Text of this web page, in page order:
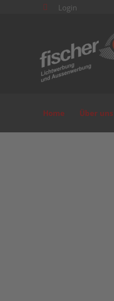
 Login
Home Über uns